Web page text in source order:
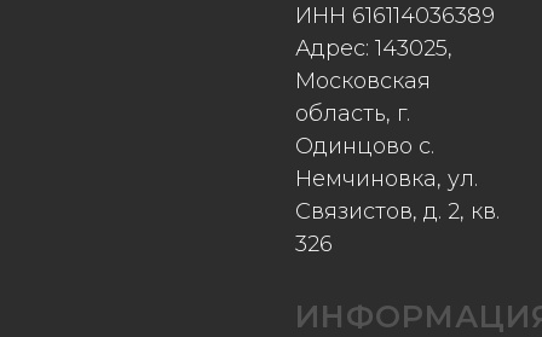
ИНН 616114036389
Адрес: 143025,
Московская
область, г.
Одинцово с.
Немчиновка, ул.
Связистов, д. 2, кв.
326